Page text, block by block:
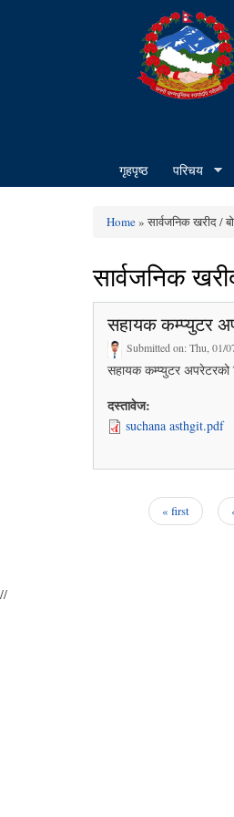
गृहपृष्ठ परिचय
Home» सार्वजनिक खरीद /
सार्वजनिक
सहायक कम्प्युटर
Submitted on:Thu, 01/
सहायक कम्प्युटर अपरेटरको
दस्तावेज:
suchana asthgit.pdf
« first
//